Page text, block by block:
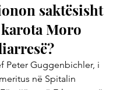
saktësisht
Moro
Peter Guggenbichler, i
në Spitalin